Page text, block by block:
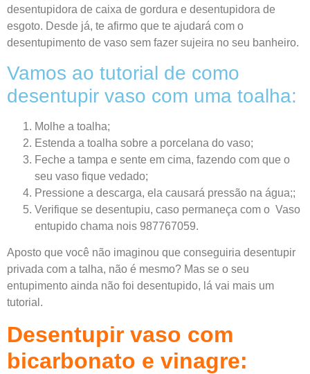
desentupidora de caixa de gordura e desentupidora de
esgoto. Desde já, te afirmo que te ajudará com o
desentupimento de vaso sem fazer sujeira no seu banheiro.
Vamos ao tutorial de como
desentupir vaso com uma toalha:
Molhe a toalha;
Estenda a toalha sobre a porcelana do vaso;
Feche a tampa e sente em cima, fazendo com que o
seu vaso fique vedado;
Pressione a descarga, ela causará pressão na água;;
Verifique se desentupiu, caso permaneça com o Vaso
entupido chama nois 987767059.
Aposto que você não imaginou que conseguiria desentupir
privada com a talha, não é mesmo? Mas se o seu
entupimento ainda não foi desentupido, lá vai mais um
tutorial.
Desentupir vaso com
bicarbonato e vinagre: